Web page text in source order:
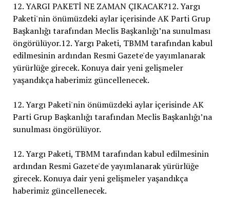
12. YARGI PAKETİ NE ZAMAN ÇIKACAK?12. Yargı
Paketi'nin önümüzdeki aylar içerisinde AK Parti Grup
Başkanlığı tarafından Meclis Başkanlığı’na sunulması
öngörülüyor.12. Yargı Paketi, TBMM tarafından kabul
edilmesinin ardından Resmi Gazete'de yayımlanarak
yürürlüğe girecek. Konuya dair yeni gelişmeler
yaşandıkça haberimiz güncellenecek.
12. Yargı Paketi'nin önümüzdeki aylar içerisinde AK
Parti Grup Başkanlığı tarafından Meclis Başkanlığı’na
sunulması öngörülüyor.
12. Yargı Paketi, TBMM tarafından kabul edilmesinin
ardından Resmi Gazete'de yayımlanarak yürürlüğe
girecek. Konuya dair yeni gelişmeler yaşandıkça
haberimiz güncellenecek.